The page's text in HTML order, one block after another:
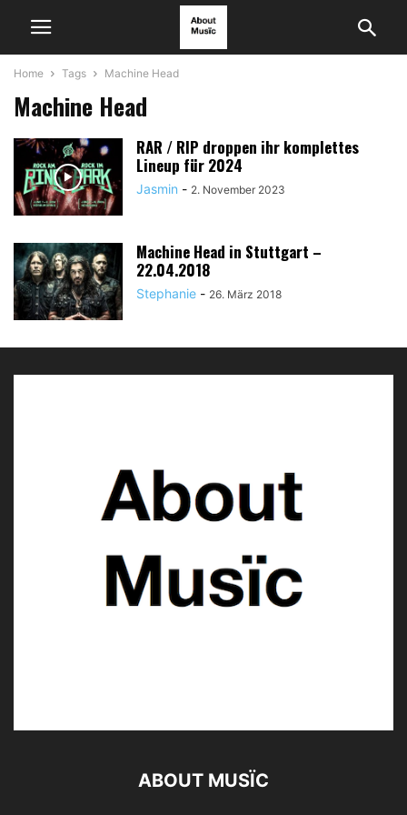
Home Tags Machine Head
Machine Head
RAR / RIP droppen ihr komplettes
Lineup für 2024
Jasmin - 2. November 2023
Machine Head in Stuttgart –
22.04.2018
Stephanie - 26. März 2018
ABOUT MUSÏC